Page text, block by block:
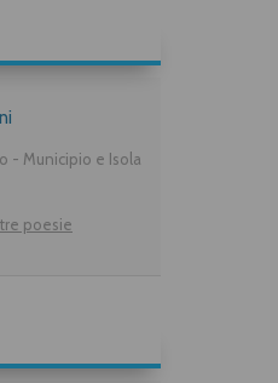
- Municipio e Isola
poesie